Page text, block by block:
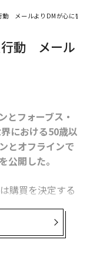
メールよりDMが心に響く
行動 メール
とフォーブス・
における50歳以
とオフラインで
公開した。
購買を決定する
3.6兆ドル(約44
49%を占める。